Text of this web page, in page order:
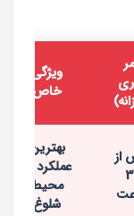
ویژگی
خاص
از
بهترین
عملکرد در
محیط
شلوغ